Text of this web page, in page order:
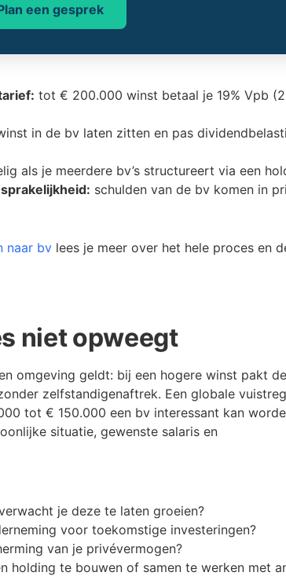
een gesprek
tot € 200.000 winst betaal je 19% Vpb
in de bv laten zitten en pas
als je meerdere bv’s structureert via een
schulden van de bv komen in
naar bvlees je meer over het hele proces en
niet opweegt
omgeving geldt: bij een hogere winst pakt
zelfstandigenaftrek. Een globale
tot € 150.000 een bv interessant kan
situatie, gewenste salaris en
je deze te laten groeien?
voor toekomstige investeringen?
van je privévermogen?
holding te bouwen of samen te werken met